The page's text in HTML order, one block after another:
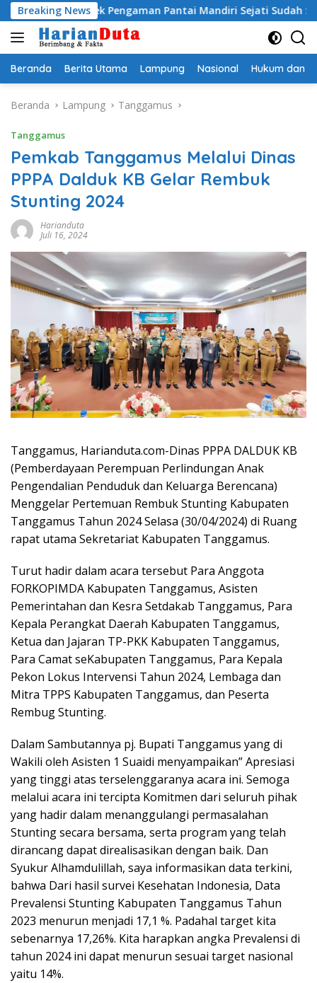
Langsung
ke
konten
Breaking News
Pengaman Pantai Mandiri Sejati Sudah Sesuai Spesifikasi
Beranda Berita Utama Lampung Nasional Hukum dan
Beranda Lampung Tanggamus
Tanggamus
Pemkab Tanggamus Melalui Dinas
PPPA Dalduk KB Gelar Rembuk
Stunting 2024
Harianduta
Juli 16, 2024
Tanggamus, Harianduta.com-Dinas PPPA DALDUK KB
(Pemberdayaan Perempuan Perlindungan Anak
Pengendalian Penduduk dan Keluarga Berencana)
Menggelar Pertemuan Rembuk Stunting Kabupaten
Tanggamus Tahun 2024 Selasa (30/04/2024) di Ruang
rapat utama Sekretariat Kabupaten Tanggamus.
Turut hadir dalam acara tersebut Para Anggota
FORKOPIMDA Kabupaten Tanggamus, Asisten
Pemerintahan dan Kesra Setdakab Tanggamus, Para
Kepala Perangkat Daerah Kabupaten Tanggamus,
Ketua dan Jajaran TP-PKK Kabupaten Tanggamus,
Para Camat seKabupaten Tanggamus, Para Kepala
Pekon Lokus Intervensi Tahun 2024, Lembaga dan
Mitra TPPS Kabupaten Tanggamus, dan Peserta
Rembug Stunting.
Dalam Sambutannya pj. Bupati Tanggamus yang di
Wakili oleh Asisten 1 Suaidi menyampaikan” Apresiasi
yang tinggi atas terselenggaranya acara ini. Semoga
melalui acara ini tercipta Komitmen dari seluruh pihak
yang hadir dalam menanggulangi permasalahan
Stunting secara bersama, serta program yang telah
dirancang dapat direalisasikan dengan baik. Dan
Syukur Alhamdulillah, saya informasikan data terkini,
bahwa Dari hasil survei Kesehatan Indonesia, Data
Prevalensi Stunting Kabupaten Tanggamus Tahun
2023 menurun menjadi 17,1 %. Padahal target kita
sebenarnya 17,26%. Kita harapkan angka Prevalensi di
tahun 2024 ini dapat menurun sesuai target nasional
yaitu 14%.